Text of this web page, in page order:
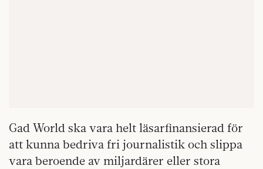
Gad World ska vara helt läsarfinansierad för
att kunna bedriva fri journalistik och slippa
vara beroende av miljardärer eller stora